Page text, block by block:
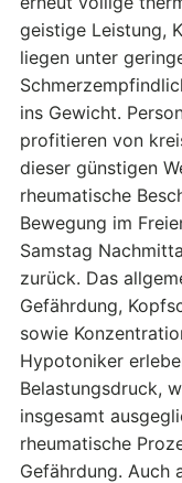
geistige Leistung,
liegen unter
ins Gewicht.
profitieren von
dieser günstigen
rheumatische
Bewegung im
Samstag
zurück. Das
Gefährdung,
sowie
Hypotoniker
Belastungsdruck,
insgesamt
rheumatische
Gefährdung. Auch